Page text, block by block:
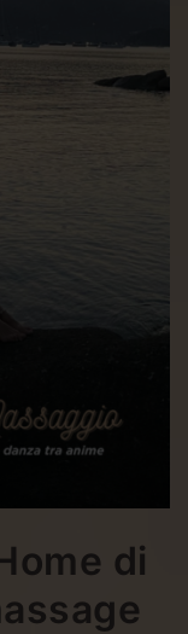
di